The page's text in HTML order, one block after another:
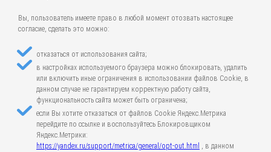
Вы, пользователь имеете право в любой момент отозвать настоящее
согласие, сделать это можно:
отказаться от использования сайта;
в настройках используемого браузера можно блокировать, удалить
или включить иные ограничения в использовании файлов Cookie, в
данном случае не гарантируем корректную работу сайта,
функциональность сайта может быть ограничена;
если Вы хотите отказаться от файлов Cookie Яндекс.Метрика
перейдите по ссылке и воспользуйтесь Блокировщиком
Яндекс.Метрики:
https://yandex.ru/support/metrica/general/opt-out.html , в данном